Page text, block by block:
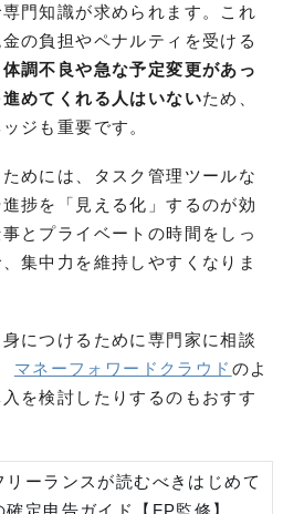
門知識が求められます。これ
の負担やペナルティを受ける
体調不良や急な予定変更があっ
めてくれる人はいないため、
ジも重要です。
めには、タスク管理ツールな
捗を「見える化」するのが効
とプライベートの時間をしっ
集中力を維持しやすくなりま
につけるために専門家に相談
マネーフォワードクラウド のよ
を検討したりするのもおすす
リーランスが読むべきはじめて